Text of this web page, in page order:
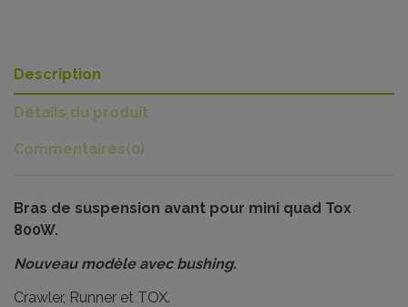
Description
Détails du produit
Commentaires(0)
Bras de suspension avant pour mini quad Tox
800W.
Nouveau modèle avec bushing.
Crawler, Runner et TOX.